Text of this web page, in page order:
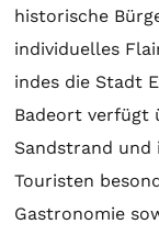
historische
individuelles
indes die Stadt
Badeort verfügt
Sandstrand und
Touristen
Gastronomie